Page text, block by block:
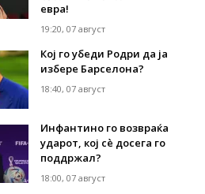
евра!
19:20, 07 август
Кој го убеди Родри да ја
избере Барселона?
18:40, 07 август
Инфантино го возвраќа
ударот, кој сè досега го
поддржал?
18:00, 07 август